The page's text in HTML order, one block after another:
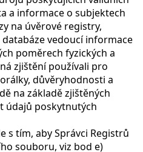
a informace o subjektech
na úvěrové registry,
vedoucí informace
poměrech fyzických a
zjištění používali pro
důvěryhodnosti a
na základě zjištěných
údajů poskytnutých
s tím, aby Správci Registrů
souboru, viz bod e)